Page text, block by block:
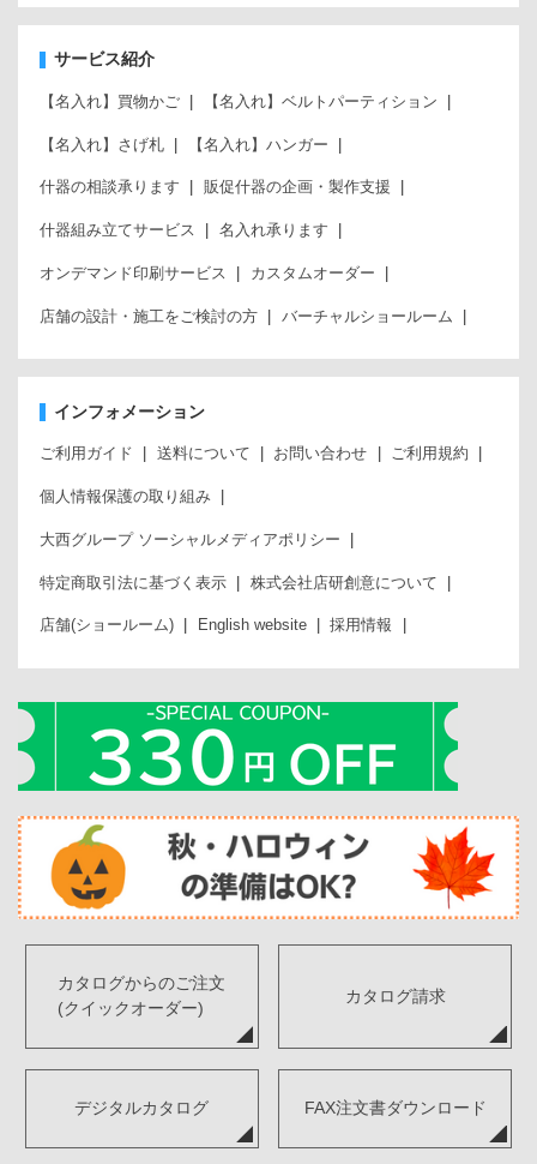
サービス紹介
【名入れ】買物かご 【名入れ】ベルトパーティション
【名入れ】さげ札 【名入れ】ハンガー
什器の相談承ります 販促什器の企画・製作支援
什器組み立てサービス 名入れ承ります
オンデマンド印刷サービス カスタムオーダー
店舗の設計・施工をご検討の方 バーチャルショールーム
インフォメーション
ご利用ガイド 送料について お問い合わせ ご利用規約
個人情報保護の取り組み
大西グループ ソーシャルメディアポリシー
特定商取引法に基づく表示 株式会社店研創意について
店舗(ショールーム) English website 採用情報
カタログからのご注文
(クイックオーダー)
カタログ請求
デジタルカタログ FAX注文書ダウンロード